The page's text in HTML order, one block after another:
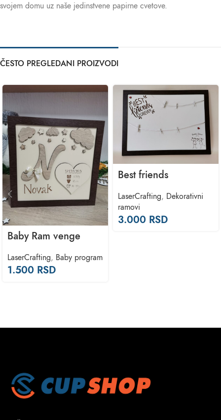
svojem domu uz naše jedinstvene papirne cvetove.
ČESTO PREGLEDANI PROIZVODI
Baby Ram venge
LaserCrafting, Baby program
1.500 RSD
Best friends
LaserCrafting, Dekorativni
ramovi
3.000 RSD